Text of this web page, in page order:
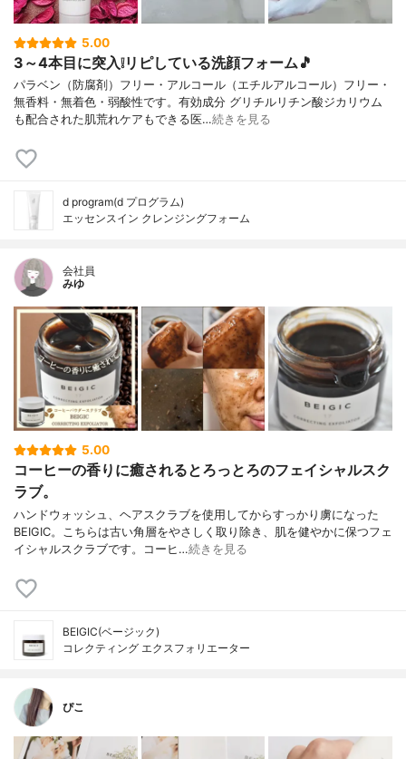
5.00
3～4本目に突入❕リピしている洗顔フォーム🎵
パラベン（防腐剤）フリー・アルコール（エチルアルコール）フリー・
無香料・無着色・弱酸性です。有効成分 グリチルリチン酸ジカリウム
も配合された肌荒れケアもできる医…続きを見る
d program(d プログラム)
エッセンスイン クレンジングフォーム
会社員
みゆ
5.00
コーヒーの香りに癒されるとろっとろのフェイシャルスク
ラブ。
ハンドウォッシュ、ヘアスクラブを使用してからすっかり虜になった
BEIGIC。こちらは古い角層をやさしく取り除き、肌を健やかに保つフェ
イシャルスクラブです。コーヒ…続きを見る
BEIGIC(ベージック)
コレクティング エクスフォリエーター
ぴこ